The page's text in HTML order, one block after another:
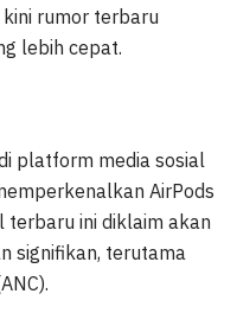
rumor terbaru
lebih cepat.
platform media sosial
AirPods
terbaru ini diklaim akan
signifikan, terutama